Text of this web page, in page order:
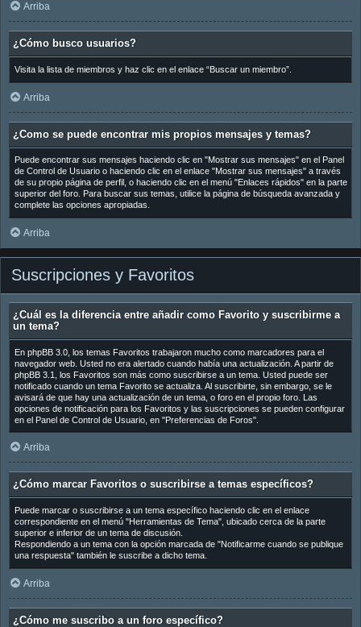
Arriba
¿Cómo busco usuarios?
Visita la lista de miembros y haz clic en el enlace “Buscar un miembro”.
Arriba
¿Como se puede encontrar mis propios mensajes y temas?
Puede encontrar sus mensajes haciendo clic en "Mostrar sus mensajes" en el Panel
de Control de Usuario o haciendo clic en el enlace "Mostrar sus mensajes" a través
de su propio página de perfil, o haciendo clic en el menú "Enlaces rápidos" en la parte
superior del foro. Para buscar sus temas, utilice la página de búsqueda avanzada y
complete las opciones apropiadas.
Arriba
Suscripciones y Favoritos
¿Cuál es la diferencia entre añadir como Favorito y suscribirme a
un tema?
En phpBB 3.0, los temas Favoritos trabajaron mucho como marcadores para el
navegador web. Usted no era alertado cuando había una actualización. A partir de
phpBB 3.1, los Favoritos son más como suscribirse a un tema. Usted puede ser
notificado cuando un tema Favorito se actualiza. Al suscribirte, sin embargo, se le
avisará de que hay una actualización de un tema, o foro en el propio foro. Las
opciones de notificación para los Favoritos y las suscripciones se pueden configurar
en el Panel de Control de Usuario, en "Preferencias de Foros".
Arriba
¿Cómo marcar Favoritos o suscribirse a temas específicos?
Puede marcar o suscribirse a un tema específico haciendo clic en el enlace
correspondiente en el menú "Herramientas de Tema", ubicado cerca de la parte
superior e inferior de un tema de discusión.
Respondiendo a un tema con la opción marcada de "Notificarme cuando se publique
una respuesta" también le suscribe a dicho tema.
Arriba
¿Cómo me suscribo a un foro específico?